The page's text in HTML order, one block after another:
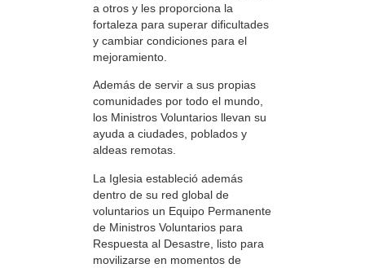
a otros y les proporciona la
fortaleza para superar dificultades
y cambiar condiciones para el
mejoramiento.
Además de servir a sus propias
comunidades por todo el mundo,
los Ministros Voluntarios llevan su
ayuda a ciudades, poblados y
aldeas remotas.
La Iglesia estableció además
dentro de su red global de
voluntarios un Equipo Permanente
de Ministros Voluntarios para
Respuesta al Desastre, listo para
movilizarse en momentos de